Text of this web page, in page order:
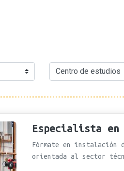
Especialista
Fórmate en
orientada al sector